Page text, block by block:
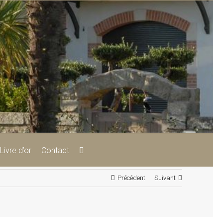
Livre d’or Contact
Précédent Suivant